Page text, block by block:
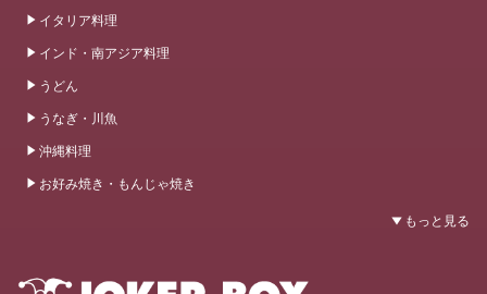
イタリア料理
インド・南アジア料理
うどん
うなぎ・川魚
沖縄料理
お好み焼き・もんじゃ焼き